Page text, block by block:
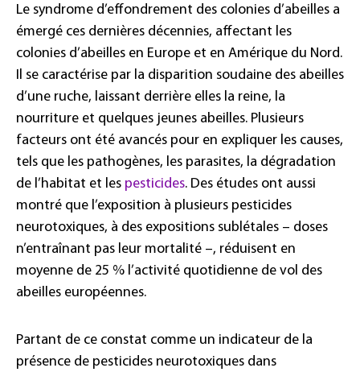
Le syndrome d’effondrement des colonies d’abeilles a
émergé ces dernières décennies, affectant les
colonies d’abeilles en Europe et en Amérique du Nord.
Il se caractérise par la disparition soudaine des abeilles
d’une ruche, laissant derrière elles la reine, la
nourriture et quelques jeunes abeilles. Plusieurs
facteurs ont été avancés pour en expliquer les causes,
tels que les pathogènes, les parasites, la dégradation
de l’habitat et les pesticides. Des études ont aussi
montré que l’exposition à plusieurs pesticides
neurotoxiques, à des expositions sublétales – doses
n’entraînant pas leur mortalité –, réduisent en
moyenne de 25 % l’activité quotidienne de vol des
abeilles européennes.
Partant de ce constat comme un indicateur de la
présence de pesticides neurotoxiques dans